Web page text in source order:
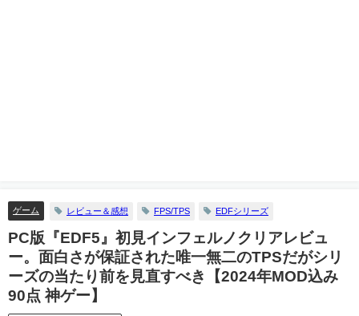
ゲーム レビュー＆感想 FPS/TPS EDFシリーズ
PC版『EDF5』初見インフェルノクリアレビュ
ー。面白さが保証された唯一無二のTPSだがシリ
ーズの当たり前を見直すべき【2024年MOD込み
90点 神ゲー】